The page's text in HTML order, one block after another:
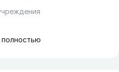
полностью